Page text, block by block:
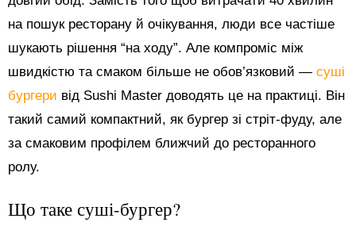
на пошук ресторану й очікування, люди все частіше
шукають рішення “на ходу”. Але компроміс між
швидкістю та смаком більше не обов’язковий — суші
бургери від Sushi Master доводять це на практиці. Він
такий самий компактний, як бургер зі стріт-фуду, але
за смаковим профілем ближчий до ресторанного
ролу.
Що таке суші-бургер?